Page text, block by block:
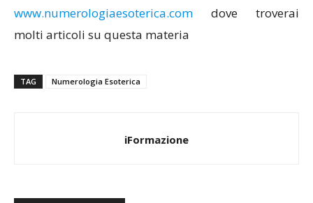
www.numerologiaesoterica.com dove troverai
molti articoli su questa materia
TAG Numerologia Esoterica
iFormazione